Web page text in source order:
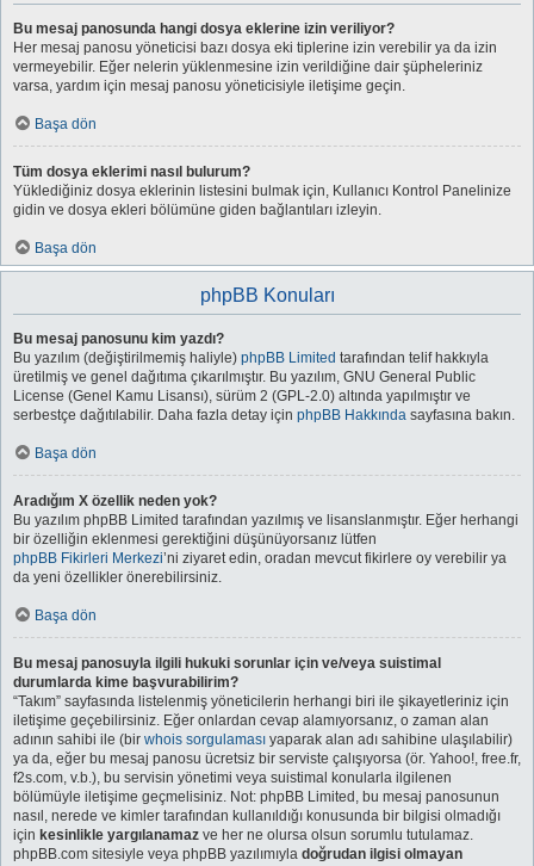
Bu mesaj panosunda hangi dosya eklerine izin veriliyor?
Her mesaj panosu yöneticisi bazı dosya eki tiplerine izin verebilir ya da izin
vermeyebilir. Eğer nelerin yüklenmesine izin verildiğine dair şüpheleriniz
varsa, yardım için mesaj panosu yöneticisiyle iletişime geçin.
Başa dön
Tüm dosya eklerimi nasıl bulurum?
Yüklediğiniz dosya eklerinin listesini bulmak için, Kullanıcı Kontrol Panelinize
gidin ve dosya ekleri bölümüne giden bağlantıları izleyin.
Başa dön
phpBB Konuları
Bu mesaj panosunu kim yazdı?
Bu yazılım (değiştirilmemiş haliyle) phpBB Limited tarafından telif hakkıyla
üretilmiş ve genel dağıtıma çıkarılmıştır. Bu yazılım, GNU General Public
License (Genel Kamu Lisansı), sürüm 2 (GPL-2.0) altında yapılmıştır ve
serbestçe dağıtılabilir. Daha fazla detay için phpBB Hakkında sayfasına bakın.
Başa dön
Aradığım X özellik neden yok?
Bu yazılım phpBB Limited tarafından yazılmış ve lisanslanmıştır. Eğer herhangi
bir özelliğin eklenmesi gerektiğini düşünüyorsanız lütfen
phpBB Fikirleri Merkezi’ni ziyaret edin, oradan mevcut fikirlere oy verebilir ya
da yeni özellikler önerebilirsiniz.
Başa dön
Bu mesaj panosuyla ilgili hukuki sorunlar için ve/veya suistimal
durumlarda kime başvurabilirim?
“Takım” sayfasında listelenmiş yöneticilerin herhangi biri ile şikayetleriniz için
iletişime geçebilirsiniz. Eğer onlardan cevap alamıyorsanız, o zaman alan
adının sahibi ile (bir whois sorgulaması yaparak alan adı sahibine ulaşılabilir)
ya da, eğer bu mesaj panosu ücretsiz bir serviste çalışıyorsa (ör. Yahoo!, free.fr,
f2s.com, v.b.), bu servisin yönetimi veya suistimal konularla ilgilenen
bölümüyle iletişime geçmelisiniz. Not: phpBB Limited, bu mesaj panosunun
nasıl, nerede ve kimler tarafından kullanıldığı konusunda bir bilgisi olmadığı
için kesinlikle yargılanamaz ve her ne olursa olsun sorumlu tutulamaz.
phpBB.com sitesiyle veya phpBB yazılımıyla doğrudan ilgisi olmayan